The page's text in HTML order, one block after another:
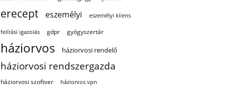
erecept eszemélyi eszemélyi kliens
felírási igazolás gdpr gyógyszertár
háziorvos háziorvosi rendelő
háziorvosi rendszergazda
háziorvosi szoftver háziorvos vpn